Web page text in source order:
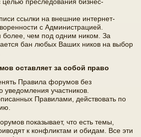
целью преследования бизнес-
ссылки на внешние интернет-
с Администрацией.
более, чем под одним ником. За
бан любых Ваших ников на выбор
оставляет за собой право
Правила форумов без
уведомления участников.
Правилами, действовать по
показывает, что есть темы,
к конфликтам и обидам. Все эти